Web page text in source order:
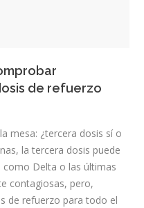
de refuerzo
mesa: ¿tercera dosis sí o
la tercera dosis puede
como Delta o las últimas
contagiosas, pero,
de refuerzo para todo el